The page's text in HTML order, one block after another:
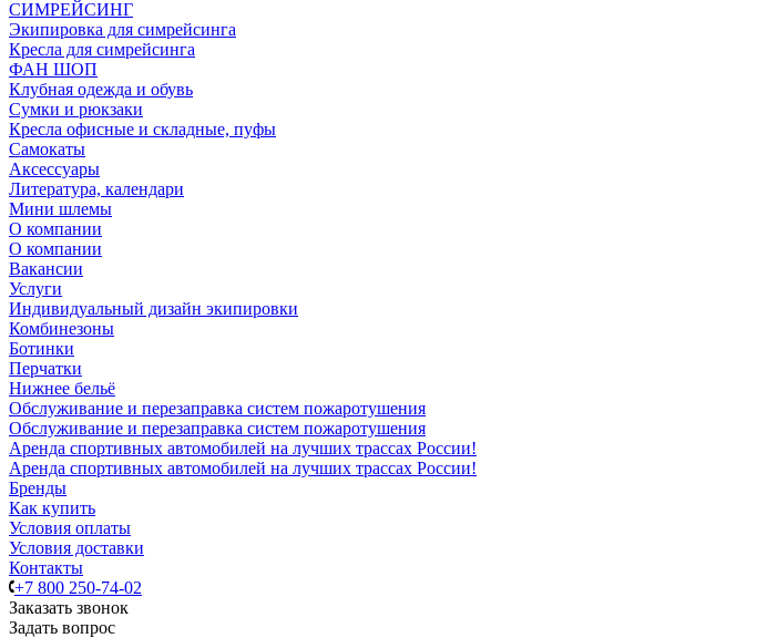
СИМРЕЙСИНГ
Экипировка для симрейсинга
Кресла для симрейсинга
ФАН ШОП
Клубная одежда и обувь
Сумки и рюкзаки
Кресла офисные и складные, пуфы
Самокаты
Аксессуары
Литература, календари
Мини шлемы
О компании
О компании
Вакансии
Услуги
Индивидуальный дизайн экипировки
Комбинезоны
Ботинки
Перчатки
Нижнее бельё
Обслуживание и перезаправка систем пожаротушения
Обслуживание и перезаправка систем пожаротушения
Аренда спортивных автомобилей на лучших трассах России!
Аренда спортивных автомобилей на лучших трассах России!
Бренды
Как купить
Условия оплаты
Условия доставки
Контакты
+7 800 250-74-02
Заказать звонок
Задать вопрос